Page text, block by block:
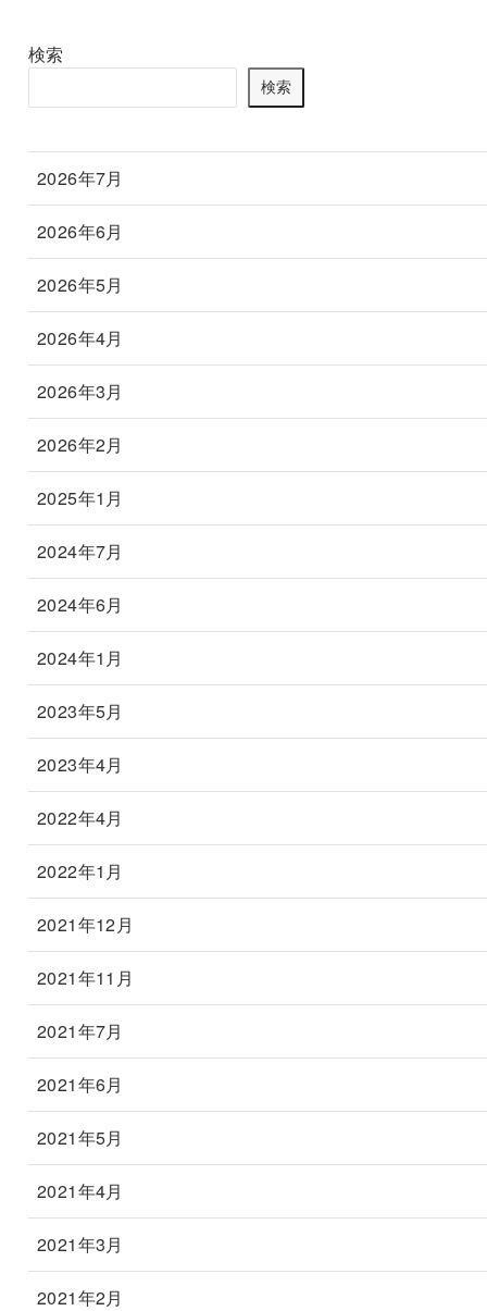
検索
検索
2026年7月
2026年6月
2026年5月
2026年4月
2026年3月
2026年2月
2025年1月
2024年7月
2024年6月
2024年1月
2023年5月
2023年4月
2022年4月
2022年1月
2021年12月
2021年11月
2021年7月
2021年6月
2021年5月
2021年4月
2021年3月
2021年2月